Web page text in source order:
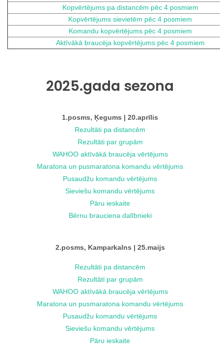
Kopvērtējums pa distancēm pēc 4 posmiem
Kopvērtējums sievietēm pēc 4 posmiem
Komandu kopvērtējums pēc 4 posmiem
Aktīvākā braucēja kopvērtējums pēc 4 posmiem
2025.gada sezona
1.posms, Ķegums | 20.aprīlis
Rezultāti pa distancēm
Rezultāti par grupām
WAHOO aktīvākā braucēja vērtējums
Maratona un pusmaratona komandu vērtējums
Pusaudžu komandu vērtējums
Sieviešu komandu vērtējums
Pāru ieskaite
Bērnu brauciena dalībnieki
2.posms, Kamparkalns | 25.maijs
Rezultāti pa distancēm
Rezultāti par grupām
WAHOO aktīvākā braucēja vērtējums
Maratona un pusmaratona komandu vērtējums
Pusaudžu komandu vērtējums
Sieviešu komandu vērtējums
Pāru ieskaite